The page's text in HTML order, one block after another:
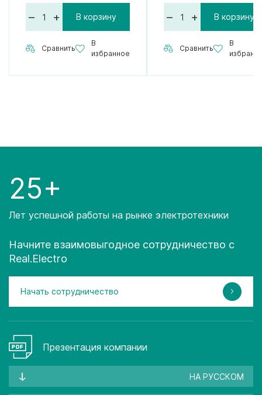
– + В корзину
Сравнить
В
избранное
– + В корзину
Сравнить
В
25+
Лет успешной работы на рынке электротехники
Начните взаимовыгодное сотрудничество с
Real.Electro
Начать сотрудничество
Презентация компании
НА РУССКОМ